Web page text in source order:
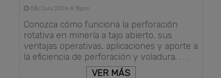
08/Jun/2026 4:15pm
Conozca cómo funciona la perforación
rotativa en minería a tajo abierto, sus
ventajas operativas, aplicaciones y aporte a
la eficiencia de perforación y voladura. . . .
VER MÁS